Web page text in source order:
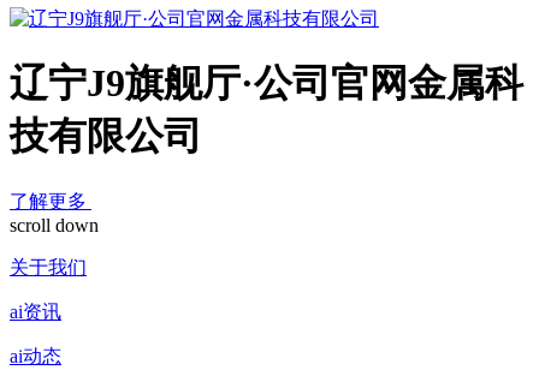
辽宁J9旗舰厅·公司官网金属科
技有限公司
了解更多
scroll down
关于我们
ai资讯
ai动态